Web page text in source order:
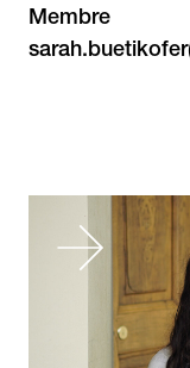
Membre